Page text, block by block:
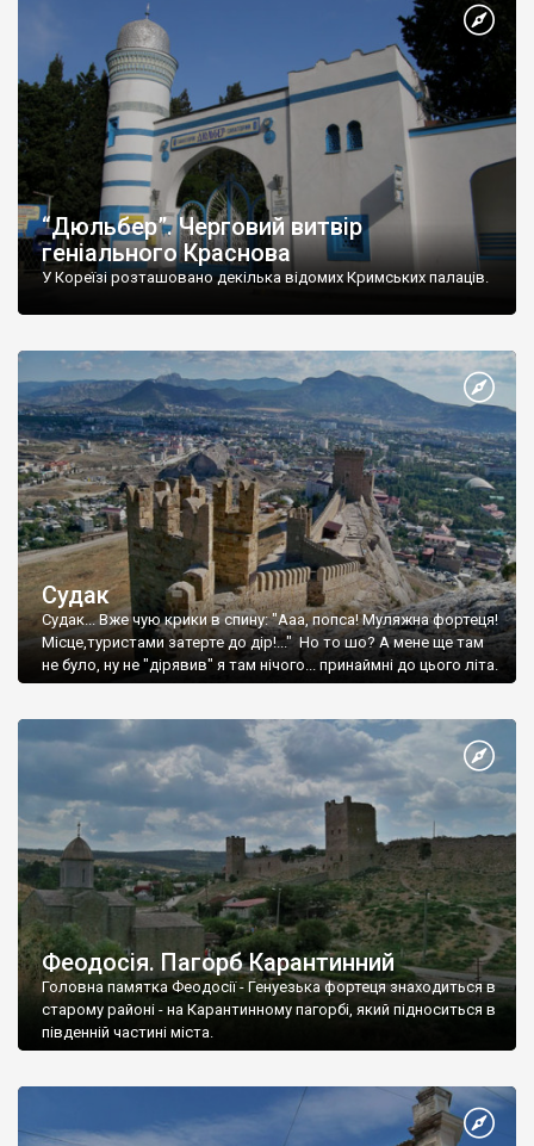
“Дюльбер”. Черговий витвір
геніального Краснова
У Кореїзі розташовано декілька відомих Кримських палаців.
Судак
Судак... Вже чую крики в спину: "Ааа, попса! Муляжна фортеця!
Місце,туристами затерте до дір!..." Но то шо? А мене ще там
не було, ну не "дірявив" я там нічого... принаймні до цього літа.
Феодосія. Пагорб Карантинний
Головна памятка Феодосії - Генуезька фортеця знаходиться в
старому районі - на Карантинному пагорбі, який підноситься в
південній частині міста.